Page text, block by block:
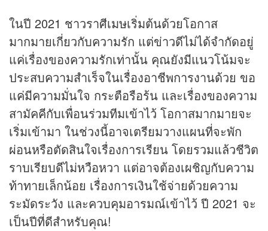
ในปี 2021 ชาวราศีเมษเริ่มต้นด้วยโอกาส
มากมายเกี่ยวกับความรัก แต่ข่าวดีไม่ได้จำกัดอยู่
แค่เรื่องของความรักเท่านั้น คุณยังมีแนวโน้มจะ
ประสบความสำเร็จในเรื่องอาชีพการงานด้วย ขอ
แค่มีความมั่นใจ กระตือรือร้น และเรื่องของความ
สามัคคีกับเพื่อนร่วมทีมเข้าไว้ โอกาสมากมายจะ
เริ่มเข้ามา ในช่วงนี้อาจเตรียมวางแผนที่จะพัก
ผ่อนหรือตัดสินใจเรื่องการเรียน โดยรวมแล้วชีวิต
ราบเรียบดีไม่หวือหวา แต่อาจต้องเผชิญกับความ
ท้าทายเล็กน้อย เรื่องการเงินใช้จ่ายด้วยความ
ระมัดระวัง และควบคุมอารมณ์เข้าไว้ ปี 2021 จะ
เป็นปีที่ดีสำหรับคุณ!